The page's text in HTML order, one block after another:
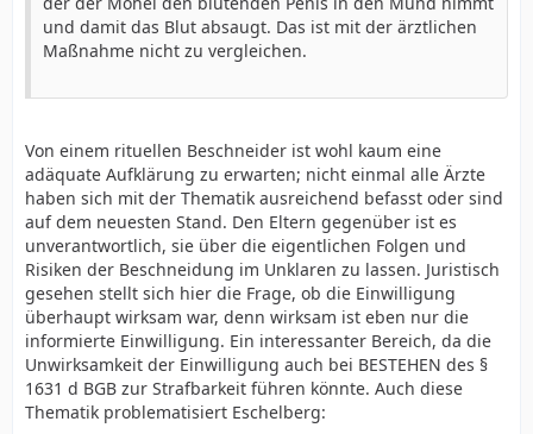
und damit das Blut absaugt. Das ist mit der ärztlichen
Maßnahme nicht zu vergleichen.
Von einem rituellen Beschneider ist wohl kaum eine
adäquate Aufklärung zu erwarten; nicht einmal alle Ärzte
haben sich mit der Thematik ausreichend befasst oder sind
auf dem neuesten Stand. Den Eltern gegenüber ist es
unverantwortlich, sie über die eigentlichen Folgen und
Risiken der Beschneidung im Unklaren zu lassen. Juristisch
gesehen stellt sich hier die Frage, ob die Einwilligung
überhaupt wirksam war, denn wirksam ist eben nur die
informierte Einwilligung. Ein interessanter Bereich, da die
Unwirksamkeit der Einwilligung auch bei BESTEHEN des §
1631 d BGB zur Strafbarkeit führen könnte. Auch diese
Thematik problematisiert Eschelberg: